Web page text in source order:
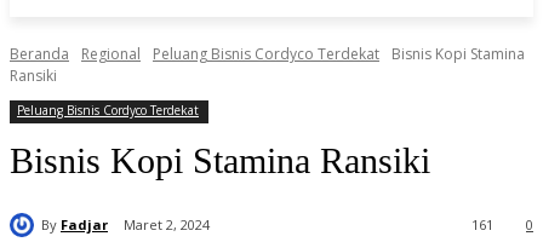
Beranda Regional Peluang Bisnis Cordyco Terdekat
Bisnis Kopi Stamina
Ransiki
Peluang Bisnis Cordyco Terdekat
Bisnis Kopi Stamina Ransiki
By Fadjar Maret 2, 2024 0
161